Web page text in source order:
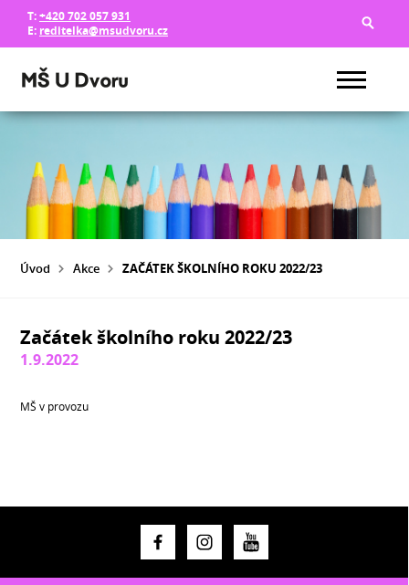
T:+420 702 057 931
E: reditelka@msudvoru.cz
Úvod Akce ZAČÁTEK ŠKOLNÍHO ROKU 2022/23
Začátek školního roku 2022/23
1.9.2022
MŠ v provozu